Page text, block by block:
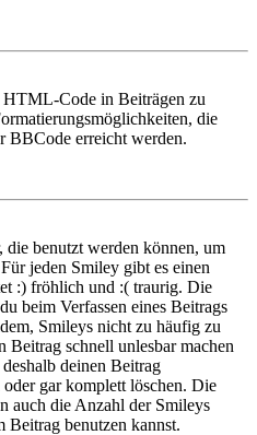
Code in Beiträgen zu
die
BBCode erreicht werden.
benutzt werden können, um
jeden Smiley gibt es einen
:) fröhlich und :( traurig. Die
beim Verfassen eines Beitrags
Smileys nicht zu häufig zu
Beitrag schnell unlesbar machen
deinen Beitrag
oder gar komplett löschen. Die
auch die Anzahl der Smileys
Beitrag benutzen kannst.